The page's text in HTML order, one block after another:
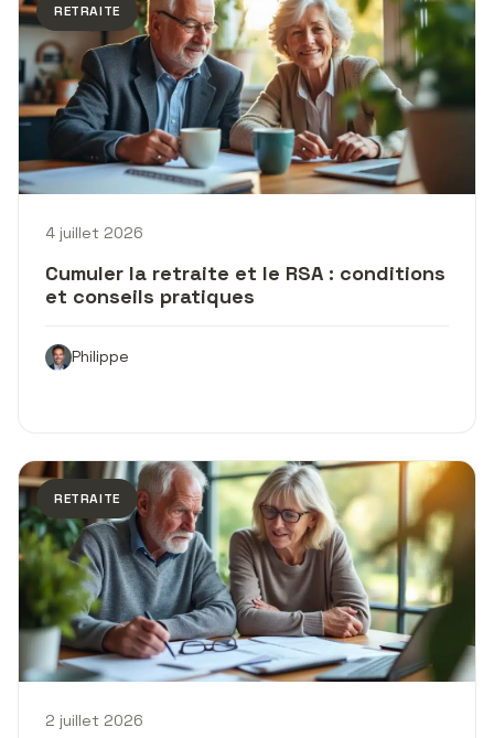
RETRAITE
4 juillet 2026
Cumuler la retraite et le RSA : conditions
et conseils pratiques
Philippe
RETRAITE
2 juillet 2026